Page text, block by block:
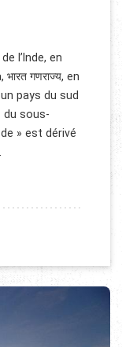
l’Inde, en
गणराज्य, en
pays du sud
du sous-
» est dérivé